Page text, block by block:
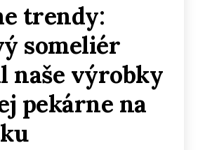
trendy:
someliér
naše výrobky
pekárne na